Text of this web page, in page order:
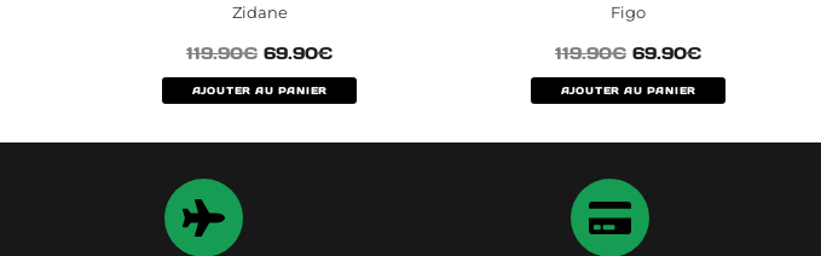
Zidane
119.90€ 69.90€
AJOUTER AU PANIER
Figo
119.90€ 69.90€
AJOUTER AU PANIER